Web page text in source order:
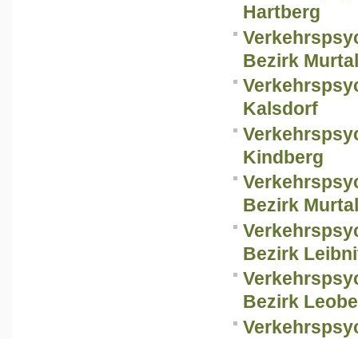
Hartberg
Bezirk
Kalsdorf
Kindberg
Bezirk
Bezirk
Bezirk